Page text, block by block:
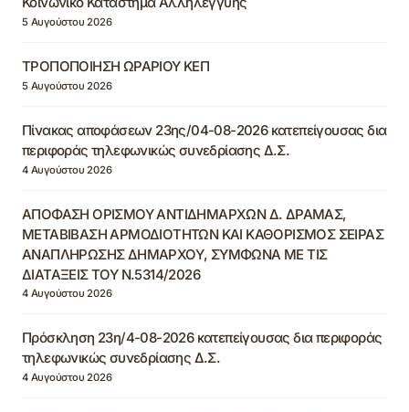
5 Αυγούστου 2026
ΤΡΟΠΟΠΟΙΗΣΗ ΩΡΑΡΙΟΥ ΚΕΠ
5 Αυγούστου 2026
Πίνακας αποφάσεων 23ης/04-08-2026 κατεπείγουσας δια
περιφοράς τηλεφωνικώς συνεδρίασης Δ.Σ.
4 Αυγούστου 2026
ΑΠΟΦΑΣΗ ΟΡΙΣΜΟΥ ΑΝΤΙΔΗΜΑΡΧΩΝ Δ. ΔΡΑΜΑΣ,
ΜΕΤΑΒΙΒΑΣΗ ΑΡΜΟΔΙΟΤΗΤΩΝ ΚΑΙ ΚΑΘΟΡΙΣΜΟΣ ΣΕΙΡΑΣ
ΑΝΑΠΛΗΡΩΣΗΣ ΔΗΜΑΡΧΟΥ, ΣΥΜΦΩΝΑ ΜΕ ΤΙΣ
ΔΙΑΤΑΞΕΙΣ ΤΟΥ Ν.5314/2026
4 Αυγούστου 2026
Πρόσκληση 23η/4-08-2026 κατεπείγουσας δια περιφοράς
τηλεφωνικώς συνεδρίασης Δ.Σ.
4 Αυγούστου 2026